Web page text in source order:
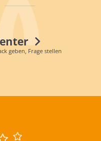
geben, Frage stellen